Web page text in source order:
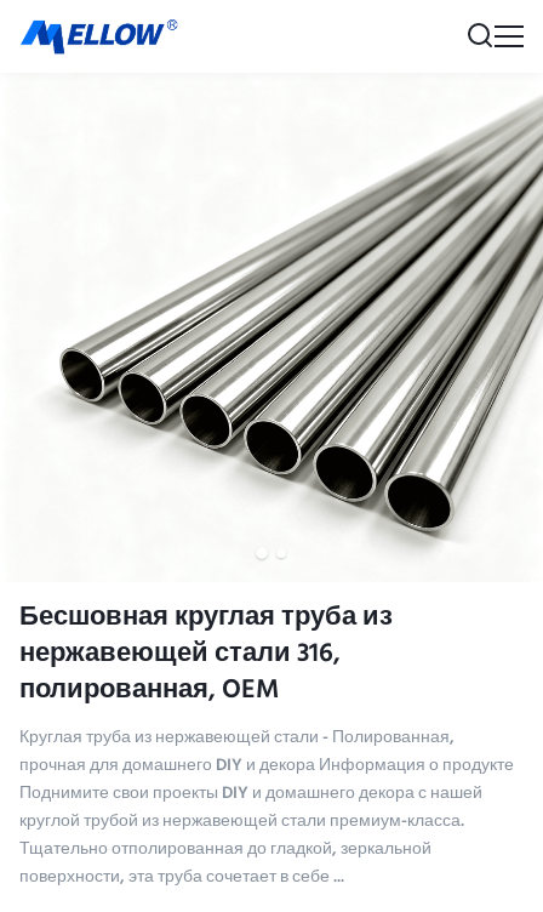
Бесшовная круглая труба из
нержавеющей стали 316,
полированная, OEM
Круглая труба из нержавеющей стали - Полированная,
прочная для домашнего DIY и декора Информация о продукте
Поднимите свои проекты DIY и домашнего декора с нашей
круглой трубой из нержавеющей стали премиум-класса.
Тщательно отполированная до гладкой, зеркальной
поверхности, эта труба сочетает в себе ...